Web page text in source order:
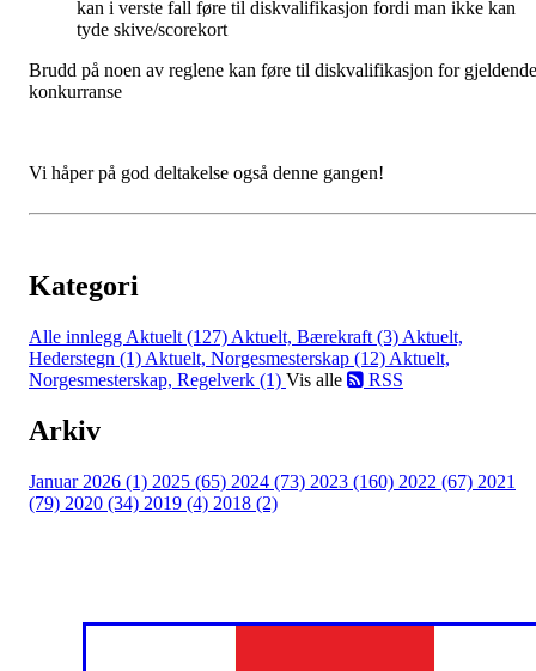
kan i verste fall føre til diskvalifikasjon fordi man ikke kan
tyde skive/scorekort
Brudd på noen av reglene kan føre til diskvalifikasjon for gjeldende
konkurranse
Vi håper på god deltakelse også denne gangen!
Kategori
Alle innlegg Aktuelt (127) Aktuelt, Bærekraft (3) Aktuelt,
Hederstegn (1) Aktuelt, Norgesmesterskap (12) Aktuelt,
Norgesmesterskap, Regelverk (1) Vis alle RSS
Arkiv
Januar 2026 (1) 2025 (65) 2024 (73) 2023 (160) 2022 (67) 2021
(79) 2020 (34) 2019 (4) 2018 (2)